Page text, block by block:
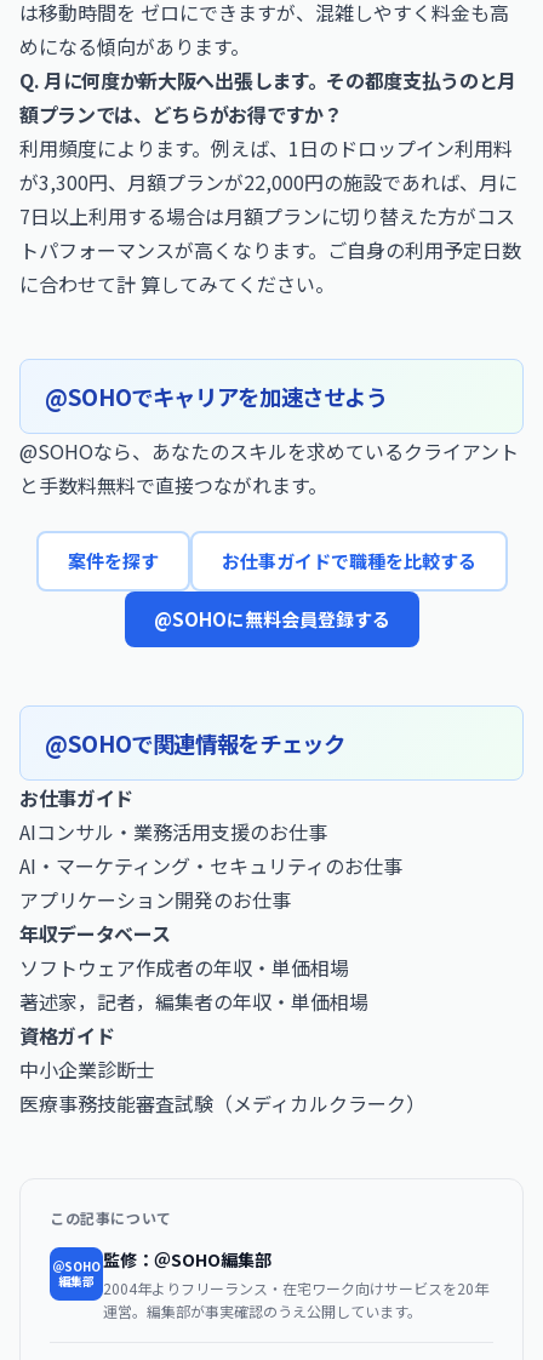
は移動時間を ゼロにできますが、混雑しやすく料金も高
めになる傾向があります。
Q. 月に何度か新大阪へ出張します。その都度支払うのと月
額プランでは、どちらがお得ですか？
利用頻度によります。例えば、1日のドロップイン利用料
が3,300円、月額プランが22,000円の施設であれば、月に
7日以上利用する場合は月額プランに切り替えた方がコス
トパフォーマンスが高くなります。ご自身の利用予定日数
に合わせて計 算してみてください。
@SOHOでキャリアを加速させよう
@SOHOなら、あなたのスキルを求めているクライアント
と手数料無料で直接つながれます。
案件を探す お仕事ガイドで職種を比較する
@SOHOに無料会員登録する
@SOHOで関連情報をチェック
お仕事ガイド
AIコンサル・業務活用支援のお仕事
AI・マーケティング・セキュリティのお仕事
アプリケーション開発のお仕事
年収データベース
ソフトウェア作成者の年収・単価相場
著述家，記者，編集者の年収・単価相場
資格ガイド
中小企業診断士
医療事務技能審査試験（メディカルクラーク）
この記事について
＠SOHO
編集部
監修：＠SOHO編集部
2004年よりフリーランス・在宅ワーク向けサービスを20年
運営。編集部が事実確認のうえ公開しています。